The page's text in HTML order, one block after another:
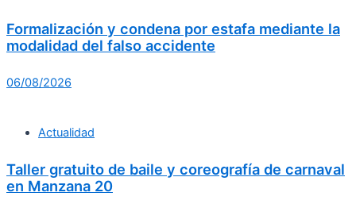
Formalización y condena por estafa mediante la
modalidad del falso accidente
06/08/2026
Actualidad
Taller gratuito de baile y coreografía de carnaval
en Manzana 20